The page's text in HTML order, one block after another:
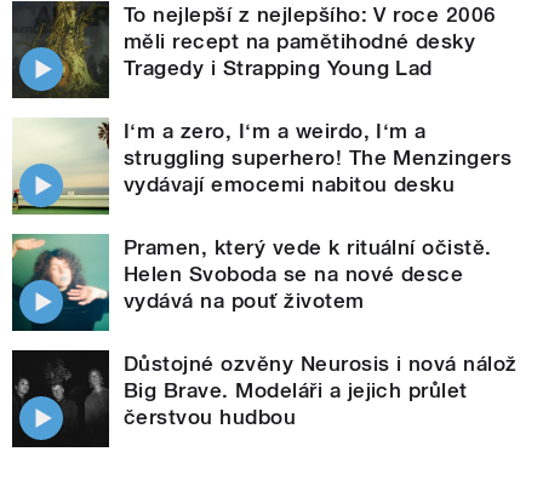
To nejlepší z nejlepšího: V roce 2006
měli recept na pamětihodné desky
Tragedy i Strapping Young Lad
I‘m a zero, I‘m a weirdo, I‘m a
struggling superhero! The Menzingers
vydávají emocemi nabitou desku
Pramen, který vede k rituální očistě.
Helen Svoboda se na nové desce
vydává na pouť životem
Důstojné ozvěny Neurosis i nová nálož
Big Brave. Modeláři a jejich průlet
čerstvou hudbou